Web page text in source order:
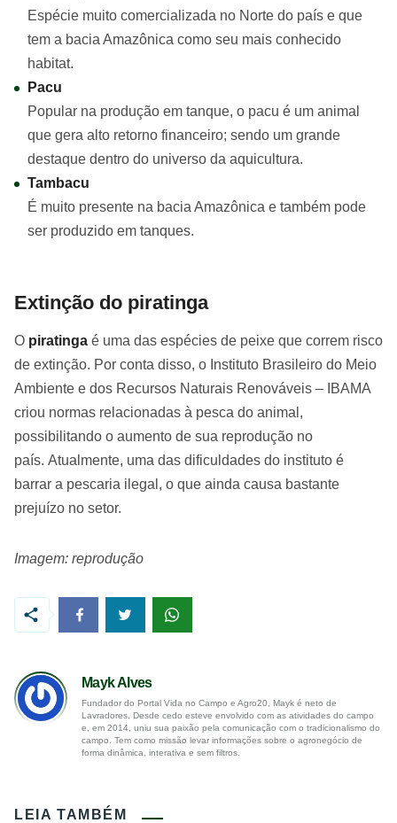
Espécie muito comercializada no Norte do país e que
tem a bacia Amazônica como seu mais conhecido
habitat.
Pacu
Popular na produção em tanque, o pacu é um animal
que gera alto retorno financeiro; sendo um grande
destaque dentro do universo da aquicultura.
Tambacu
É muito presente na bacia Amazônica e também pode
ser produzido em tanques.
Extinção do piratinga
O piratinga é uma das espécies de peixe que correm risco
de extinção. Por conta disso, o Instituto Brasileiro do Meio
Ambiente e dos Recursos Naturais Renováveis – IBAMA
criou normas relacionadas à pesca do animal,
possibilitando o aumento de sua reprodução no
país. Atualmente, uma das dificuldades do instituto é
barrar a pescaria ilegal, o que ainda causa bastante
prejuízo no setor.
Imagem: reprodução
Mayk Alves
Fundador do Portal Vida no Campo e Agro20, Mayk é neto de
Lavradores. Desde cedo esteve envolvido com as atividades do campo
e, em 2014, uniu sua paixão pela comunicação com o tradicionalismo do
campo. Tem como missão levar informações sobre o agronegócio de
forma dinâmica, interativa e sem filtros.
LEIA TAMBÉM